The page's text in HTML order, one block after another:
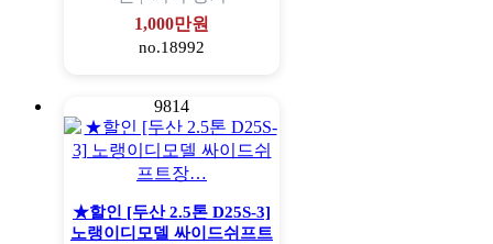
1,000만원
no.18992
9814
★할인 [두산 2.5톤 D25S-3]
노랭이디모델 싸이드쉬프트